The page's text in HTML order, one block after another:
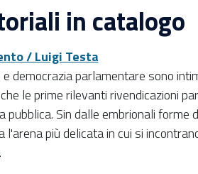
in catalogo
/ Luigi Testa
e democrazia parlamentare sono
le prime rilevanti rivendicazioni
pubblica. Sin dalle embrionali
l'arena più delicata in cui si